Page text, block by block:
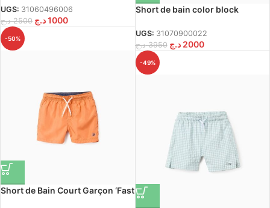
UGS: 31060496006
2500 د.ج 1000د.ج
Short de bain color block
UGS: 31070900022
3950 د.ج 2000 د.ج
-50%
Short de Bain Court Garçon ‘Fast
-49%